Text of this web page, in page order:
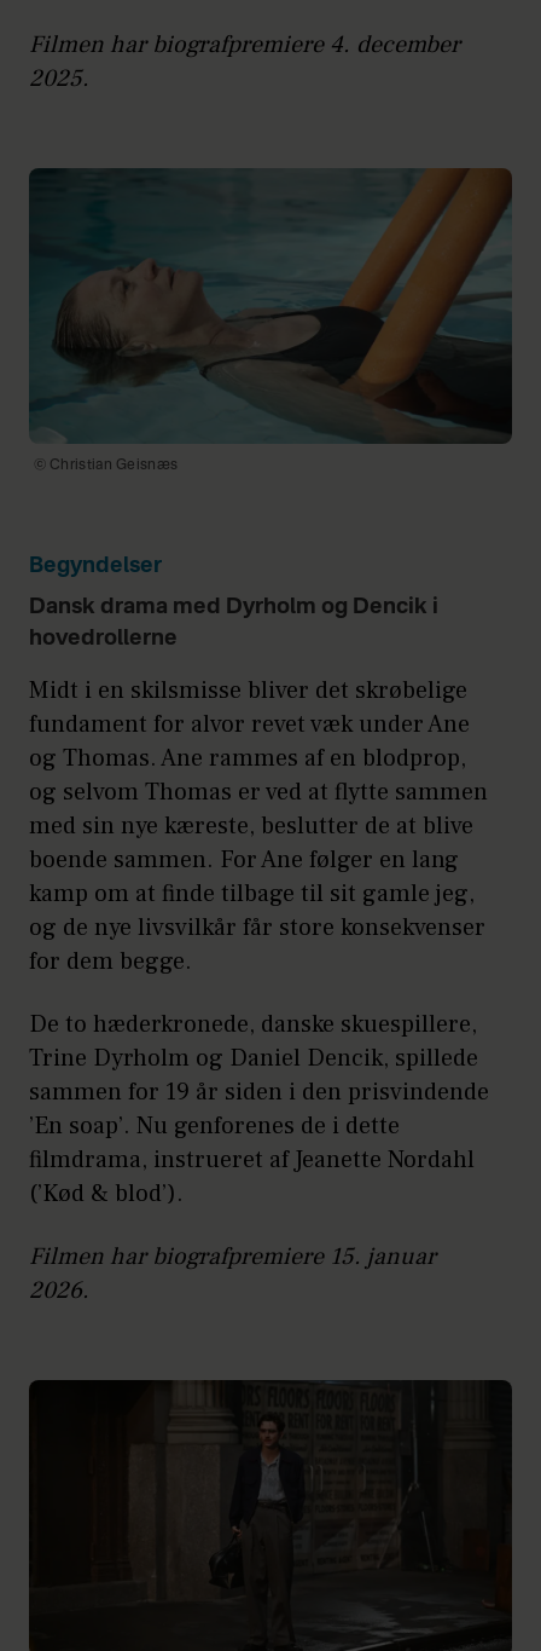
Filmen har biografpremiere 4. december
2025.
© Christian Geisnæs
Begyndelser
Dansk drama med Dyrholm og Dencik i
hovedrollerne
Midt i en skilsmisse bliver det skrøbelige
fundament for alvor revet væk under Ane
og Thomas. Ane rammes af en blodprop,
og selvom Thomas er ved at flytte sammen
med sin nye kæreste, beslutter de at blive
boende sammen. For Ane følger en lang
kamp om at finde tilbage til sit gamle jeg,
og de nye livsvilkår får store konsekvenser
for dem begge.
De to hæderkronede, danske skuespillere,
Trine Dyrholm og Daniel Dencik, spillede
sammen for 19 år siden i den prisvindende
’En soap’. Nu genforenes de i dette
filmdrama, instrueret af Jeanette Nordahl
(’Kød & blod’).
Filmen har biografpremiere 15. januar
2026.